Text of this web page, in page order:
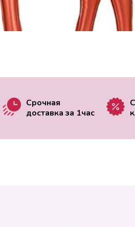
Срочная
доставка за 1час